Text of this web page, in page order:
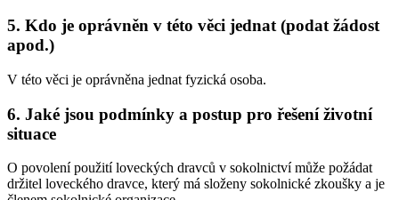
5. Kdo je oprávněn v této věci jednat (podat žádost
apod.)
V této věci je oprávněna jednat fyzická osoba.
6. Jaké jsou podmínky a postup pro řešení životní
situace
O povolení použití loveckých dravců v sokolnictví může požádat
držitel loveckého dravce, který má složeny sokolnické zkoušky a je